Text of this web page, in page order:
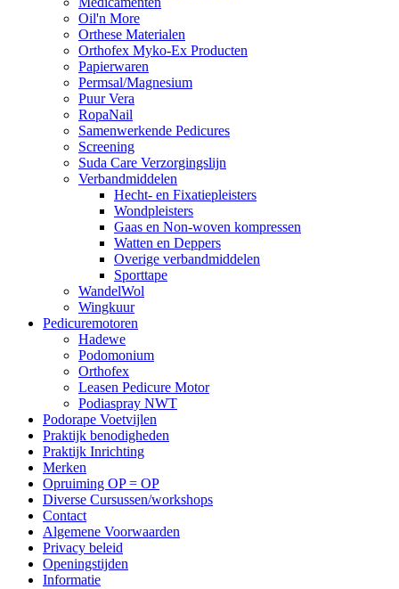
Oil'n More
Orthese Materialen
Orthofex Myko-Ex Producten
Papierwaren
Permsal/Magnesium
Puur Vera
RopaNail
Samenwerkende Pedicures
Screening
Suda Care Verzorgingslijn
Verbandmiddelen
Hecht- en Fixatiepleisters
Wondpleisters
Gaas en Non-woven kompressen
Watten en Deppers
Overige verbandmiddelen
Sporttape
WandelWol
Wingkuur
Pedicuremotoren
Hadewe
Podomonium
Orthofex
Leasen Pedicure Motor
Podiaspray NWT
Podorape Voetvijlen
Praktijk benodigheden
Praktijk Inrichting
Merken
Opruiming OP = OP
Diverse Cursussen/workshops
Contact
Algemene Voorwaarden
Privacy beleid
Openingstijden
Informatie